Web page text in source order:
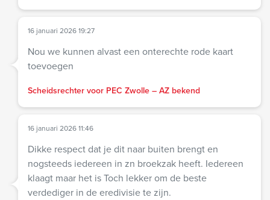
16 januari 2026 19:27
Nou we kunnen alvast een onterechte rode kaart
toevoegen
Scheidsrechter voor PEC Zwolle – AZ bekend
16 januari 2026 11:46
Dikke respect dat je dit naar buiten brengt en
nogsteeds iedereen in zn broekzak heeft. Iedereen
klaagt maar het is Toch lekker om de beste
verdediger in de eredivisie te zijn.